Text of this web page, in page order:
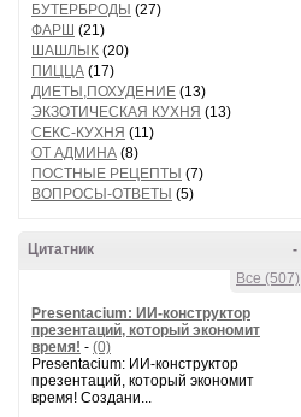
БУТЕРБРОДЫ (27)
ФАРШ (21)
ШАШЛЫК (20)
ПИЦЦА (17)
ДИЕТЫ,ПОХУДЕНИЕ (13)
ЭКЗОТИЧЕСКАЯ КУХНЯ (13)
СЕКС-КУХНЯ (11)
ОТ АДМИНА (8)
ПОСТНЫЕ РЕЦЕПТЫ (7)
ВОПРОСЫ-ОТВЕТЫ (5)
-
Цитатник
Все (507)
Presentacium: ИИ‑конструктор
презентаций, который экономит
время! - (0)
Presentacium: ИИ‑конструктор
презентаций, который экономит
время! Создани...